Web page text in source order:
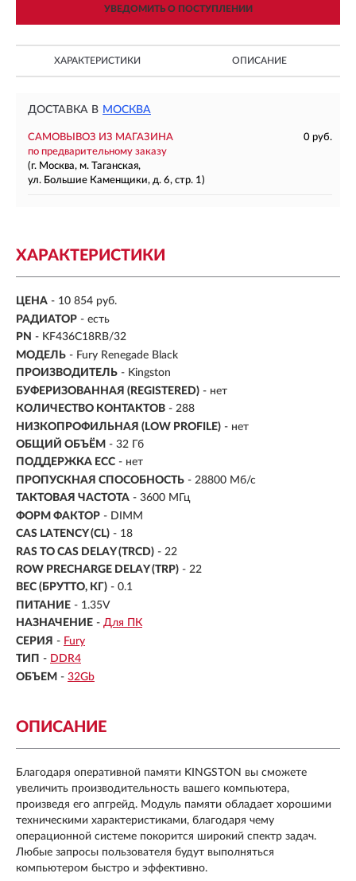
УВЕДОМИТЬ О ПОСТУПЛЕНИИ
ХАРАКТЕРИСТИКИ ОПИСАНИЕ
ДОСТАВКА В МОСКВА
САМОВЫВОЗ ИЗ МАГАЗИНА
0 руб.
по предварительному заказу
(г. Москва, м. Таганская,
ул. Большие Каменщики, д. 6, стр. 1)
ХАРАКТЕРИСТИКИ
ЦЕНА - 10 854 руб.
РАДИАТОР - есть
PN - KF436C18RB/32
МОДЕЛЬ - Fury Renegade Black
ПРОИЗВОДИТЕЛЬ - Kingston
БУФЕРИЗОВАННАЯ (REGISTERED) - нет
КОЛИЧЕСТВО КОНТАКТОВ - 288
НИЗКОПРОФИЛЬНАЯ (LOW PROFILE) - нет
ОБЩИЙ ОБЪЁМ - 32 Гб
ПОДДЕРЖКА ECC - нет
ПРОПУСКНАЯ СПОСОБНОСТЬ - 28800 Мб/с
ТАКТОВАЯ ЧАСТОТА - 3600 МГц
ФОРМ ФАКТОР - DIMM
CAS LATENCY (CL) - 18
RAS TO CAS DELAY (TRCD) - 22
ROW PRECHARGE DELAY (TRP) - 22
ВЕС (БРУТТО, КГ) - 0.1
ПИТАНИЕ - 1.35V
НАЗНАЧЕНИЕ - Для ПК
СЕРИЯ - Fury
ТИП - DDR4
ОБЪЕМ - 32Gb
ОПИСАНИЕ
Благодаря оперативной памяти KINGSTON вы сможете
увеличить производительность вашего компьютера,
произведя его апгрейд. Модуль памяти обладает хорошими
техническими характеристиками, благодаря чему
операционной системе покорится широкий спектр задач.
Любые запросы пользователя будут выполняться
компьютером быстро и эффективно.